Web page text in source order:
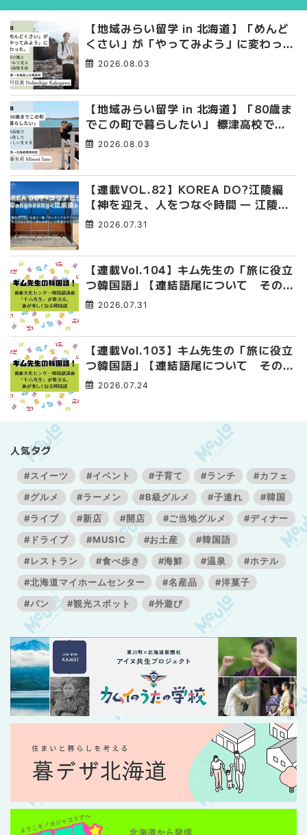
【地域みらい留学 in 北海道】「めんど
くさい」が「やってみよう」に変わっ
た。 十勝の風に吹かれて走る、僕の泥
2026.08.03
【地域みらい留学 in 北海道】「80歳ま
でこの町で暮らしたい」 標津高校で踏
み出した、私らしい生き方
2026.08.03
【連載VOL.82】KOREA DO?江陵編
【神を迎え、人をつなぐ時間 ― 江陵端
午祭 】
2026.07.31
【連載Vol.104】キム先生の「旅に役立
つ韓国語」【連結語尾について その
4】2026.07.31
【連載Vol.103】キム先生の「旅に役立
つ韓国語」【連結語尾について その
3】2026.07.24
人気タグ
#スイーツ #イベント #子育て #ランチ
#カフェ
#グルメ
#ラーメン #B級グルメ #子連れ
#韓国
#ライブ
#新店 #開店 #ご当地グルメ
#ディナー
#ドライブ
#MUSIC #お土産
#韓国語
#レストラン
#食べ歩き #海鮮 #温泉
#ホテル
#北海道マイホームセンター
#名産品
#洋菓子
#パン
#観光スポット #外遊び